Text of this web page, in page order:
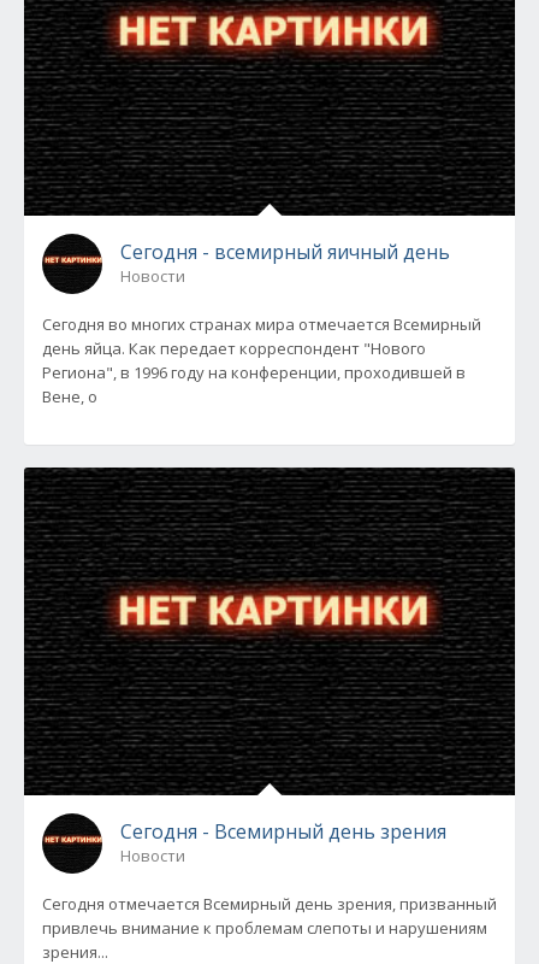
Сегодня - всемирный яичный день
Новости
Сегодня во многих странах мира отмечается Всемирный
день яйца. Как передает корреспондент "Нового
Региона", в 1996 году на конференции, проходившей в
Вене, о
Сегодня - Всемирный день зрения
Новости
Сегодня отмечается Всемирный день зрения, призванный
привлечь внимание к проблемам слепоты и нарушениям
зрения...